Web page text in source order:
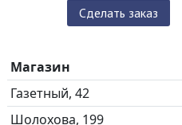
Сделать заказ
Магазин
Газетный, 42
Шолохова, 199